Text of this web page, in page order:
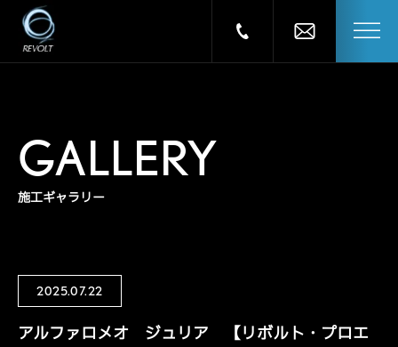
GALLERY
施工ギャラリー
2025.07.22
アルファロメオ ジュリア 【リボルト・プロエ